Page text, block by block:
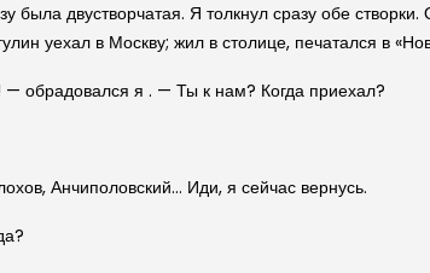
была двустворчатая. Я толкнул сразу обе
уехал в Москву; жил в столице, печатался в
обрадовался я . — Ты к нам? Когда приехал?
Анчиполовский… Иди, я сейчас вернусь.